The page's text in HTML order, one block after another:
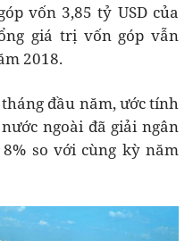
vốn 3,85 tỷ USD của
giá trị vốn góp vẫn
2018.
đầu năm, ước tính
ngoài đã giải ngân
8% so với cùng kỳ năm